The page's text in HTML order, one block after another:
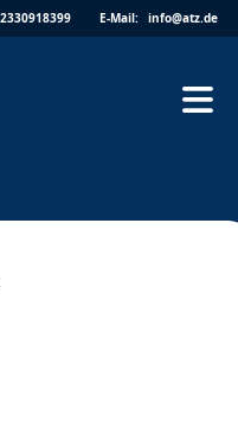
E-Mail: info@atz.de